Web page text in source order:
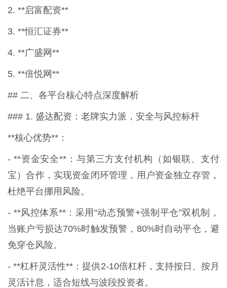
2. **启富配资**
3. **恒汇证券**
4. **广盛网**
5. **倍悦网**
## 二、各平台核心特点深度解析
### 1. 盛达配资：老牌实力派，安全与风控标杆
**核心优势**：
- **资金安全**：与第三方支付机构（如银联、支付
宝）合作，实现资金闭环管理，用户资金独立存管，
杜绝平台挪用风险。
- **风控体系**：采用“动态预警+强制平仓”双机制，
当账户亏损达70%时触发预警，80%时自动平仓，避
免穿仓风险。
- **杠杆灵活性**：提供2-10倍杠杆，支持按日、按月
灵活计息，适合短线与波段投资者。